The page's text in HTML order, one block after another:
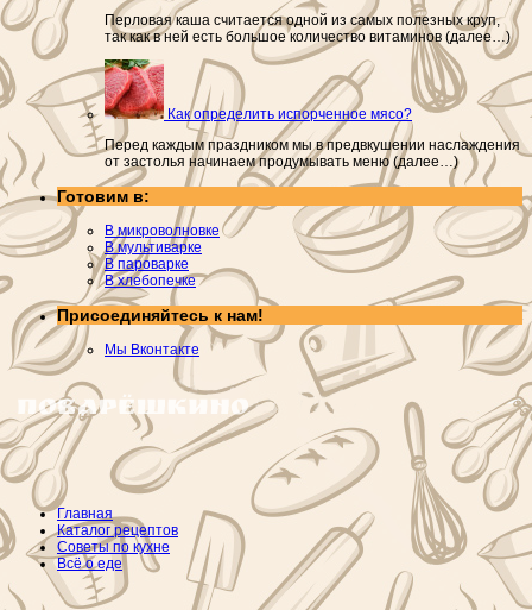
Перловая каша считается одной из самых полезных круп,
так как в ней есть большое количество витаминов (далее…)
Как определить испорченное мясо?
Перед каждым праздником мы в предвкушении наслаждения
от застолья начинаем продумывать меню (далее…)
Готовим в:
В микроволновке
В мультиварке
В пароварке
В хлебопечке
Присоединяйтесь к нам!
Мы Вконтакте
Главная
Каталог рецептов
Советы по кухне
Всё о еде